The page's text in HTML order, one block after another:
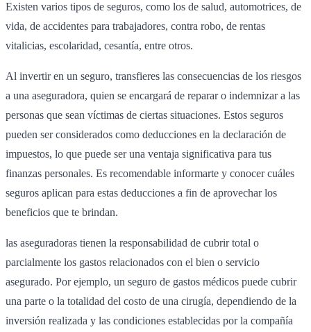
Existen varios tipos de seguros, como los de salud, automotrices, de
vida, de accidentes para trabajadores, contra robo, de rentas
vitalicias, escolaridad, cesantía, entre otros.
Al invertir en un seguro, transfieres las consecuencias de los riesgos
a una aseguradora, quien se encargará de reparar o indemnizar a las
personas que sean víctimas de ciertas situaciones. Estos seguros
pueden ser considerados como deducciones en la declaración de
impuestos, lo que puede ser una ventaja significativa para tus
finanzas personales. Es recomendable informarte y conocer cuáles
seguros aplican para estas deducciones a fin de aprovechar los
beneficios que te brindan.
las aseguradoras tienen la responsabilidad de cubrir total o
parcialmente los gastos relacionados con el bien o servicio
asegurado. Por ejemplo, un seguro de gastos médicos puede cubrir
una parte o la totalidad del costo de una cirugía, dependiendo de la
inversión realizada y las condiciones establecidas por la compañía